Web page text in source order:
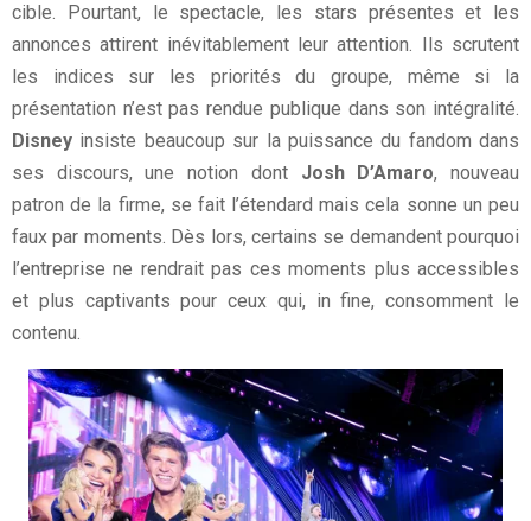
cible. Pourtant, le spectacle, les stars présentes et les
annonces attirent inévitablement leur attention. Ils scrutent
les indices sur les priorités du groupe, même si la
présentation n’est pas rendue publique dans son intégralité.
Disney insiste beaucoup sur la puissance du fandom dans
ses discours, une notion dont Josh D’Amaro, nouveau
patron de la firme, se fait l’étendard mais cela sonne un peu
faux par moments. Dès lors, certains se demandent pourquoi
l’entreprise ne rendrait pas ces moments plus accessibles
et plus captivants pour ceux qui, in fine, consomment le
contenu.